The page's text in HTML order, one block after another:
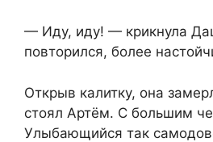
— Иду, иду! — крикнула
повторился, более
Открыв калитку, она
стоял Артём. С большим
Улыбающийся так